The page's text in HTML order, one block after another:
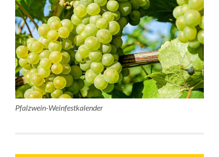
Pfalzwein-Weinfestkalender